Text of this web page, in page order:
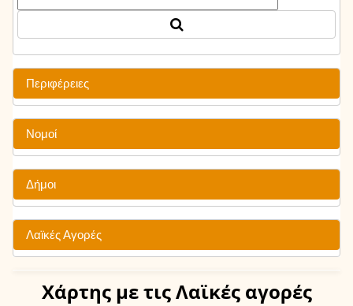
Περιφέρειες
Νομοί
Δήμοι
Λαϊκές Αγορές
Χάρτης με τις Λαϊκές αγορές